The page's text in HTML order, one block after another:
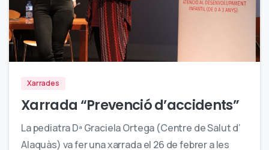
Xarrades
Xarrada “Prevenció d’accidents”
La pediatra Dª Graciela Ortega (Centre de Salut d’
Alaquàs) va fer una xarrada el 26 de febrer a les